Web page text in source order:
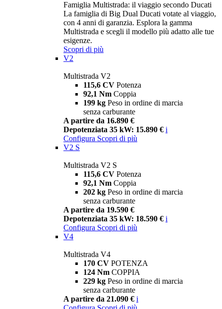
Famiglia Multistrada: il viaggio secondo Ducati
La famiglia di Big Dual Ducati votate al viaggio,
con 4 anni di garanzia. Esplora la gamma
Multistrada e scegli il modello più adatto alle tue
esigenze.
Scopri di più
V2
Multistrada V2
115,6 CV Potenza
92,1 Nm Coppia
199 kg Peso in ordine di marcia
senza carburante
A partire da 16.890 €
Depotenziata 35 kW: 15.890 € i
Configura Scopri di più
V2 S
Multistrada V2 S
115,6 CV Potenza
92,1 Nm Coppia
202 kg Peso in ordine di marcia
senza carburante
A partire da 19.590 €
Depotenziata 35 kW: 18.590 € i
Configura Scopri di più
V4
Multistrada V4
170 CV POTENZA
124 Nm COPPIA
229 kg Peso in ordine di marcia
senza carburante
A partire da 21.090 € i